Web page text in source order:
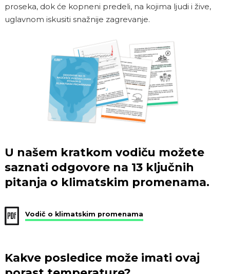
proseka, dok će kopneni predeli, na kojima ljudi i žive,
uglavnom iskusiti snažnije zagrevanje.
U našem kratkom vodiču možete
saznati odgovore na 13 ključnih
pitanja o klimatskim promenama.
Vodič o klimatskim promenama
Kakve posledice može imati ovaj